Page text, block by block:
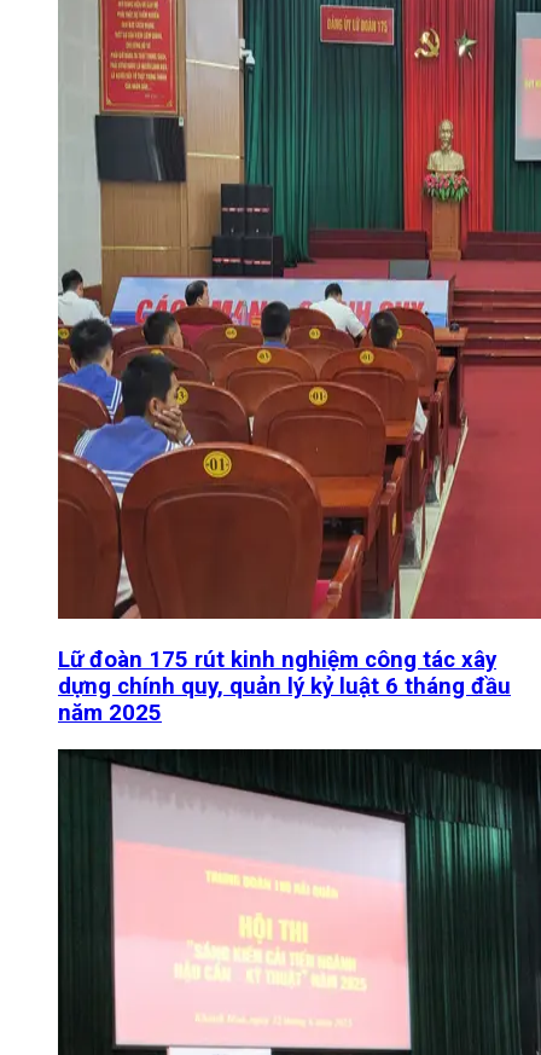
Lữ đoàn 175 rút kinh nghiệm công tác xây
dựng chính quy, quản lý kỷ luật 6 tháng đầu
năm 2025